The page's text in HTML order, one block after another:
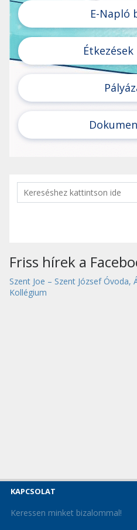
E-Napló
Étkezések
Friss hírek a
Szent Joe – Szent József
Kollégium
KAPCSOLAT
Keressen minket bizalommal!